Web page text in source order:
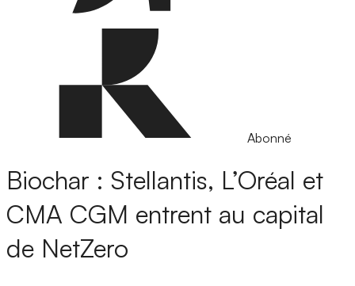
Abonné
Biochar : Stellantis, L’Oréal et
CMA CGM entrent au capital
de NetZero